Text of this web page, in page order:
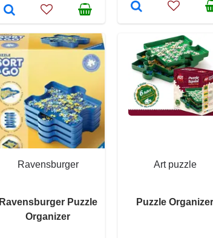
Ravensburger
Ravensburger Puzzle
Organizer
Art puzzle
Puzzle Organizer